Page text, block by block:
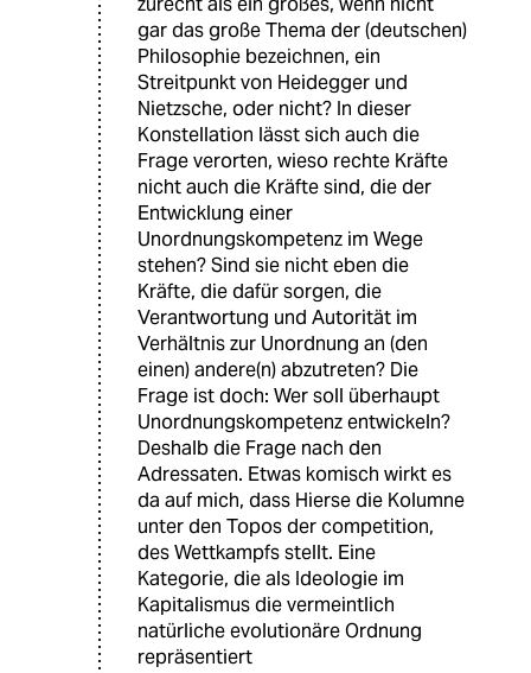
gar das große Thema der (deutschen)
Philosophie bezeichnen, ein
Streitpunkt von Heidegger und
Nietzsche, oder nicht? In dieser
Konstellation lässt sich auch die
Frage verorten, wieso rechte Kräfte
nicht auch die Kräfte sind, die der
Entwicklung einer
Unordnungskompetenz im Wege
stehen? Sind sie nicht eben die
Kräfte, die dafür sorgen, die
Verantwortung und Autorität im
Verhältnis zur Unordnung an (den
einen) andere(n) abzutreten? Die
Frage ist doch: Wer soll überhaupt
Unordnungskompetenz entwickeln?
Deshalb die Frage nach den
Adressaten. Etwas komisch wirkt es
da auf mich, dass Hierse die Kolumne
unter den Topos der competition,
des Wettkampfs stellt. Eine
Kategorie, die als Ideologie im
Kapitalismus die vermeintlich
natürliche evolutionäre Ordnung
repräsentiert